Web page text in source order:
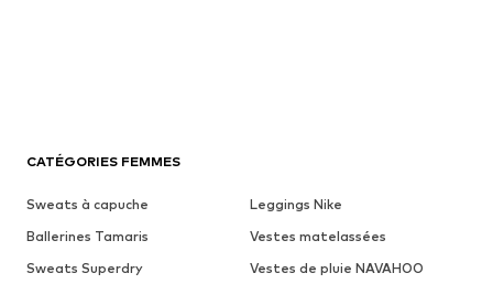
CATÉGORIES FEMMES
Sweats à capuche
Leggings Nike
Ballerines Tamaris
Vestes matelassées
Sweats Superdry
Vestes de pluie NAVAHOO